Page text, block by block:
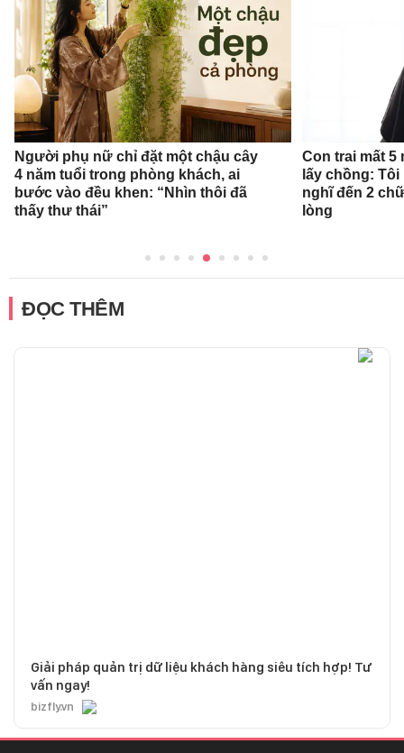
Người phụ nữ chỉ đặt một chậu cây
4 năm tuổi trong phòng khách, ai
bước vào đều khen: “Nhìn thôi đã
thấy thư thái”
Con trai mất 5
lấy chồng:
nghĩ đến 2
lòng
ĐỌC THÊM
Giải pháp quản trị dữ liệu khách hàng siêu tích hợp! Tư
vấn ngay!
bizfly.vn